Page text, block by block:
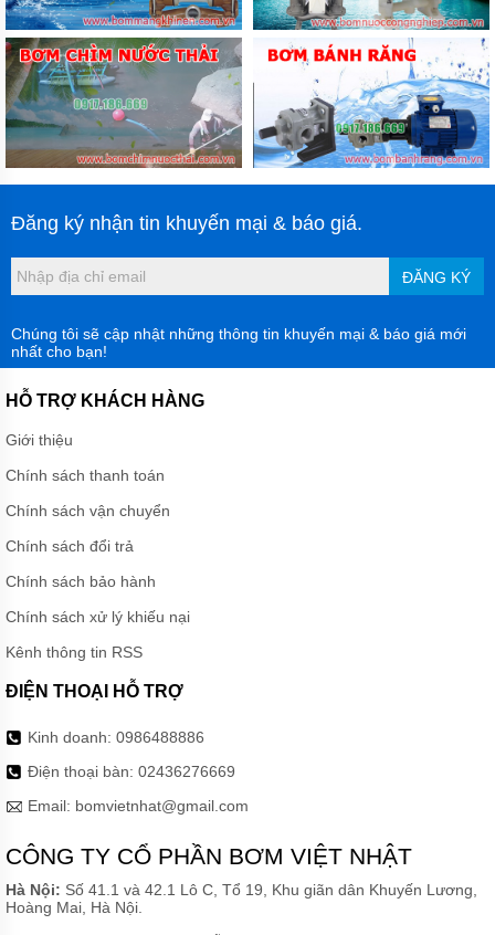
Đăng ký nhận tin khuyến mại & báo giá.
ĐĂNG KÝ
Chúng tôi sẽ cập nhật những thông tin khuyến mại & báo giá mới
nhất cho bạn!
HỖ TRỢ KHÁCH HÀNG
Giới thiệu
Chính sách thanh toán
Chính sách vận chuyển
Chính sách đổi trả
Chính sách bảo hành
Chính sách xử lý khiếu nại
Kênh thông tin RSS
ĐIỆN THOẠI HỖ TRỢ
Kinh doanh: 0986488886
Điện thoại bàn: 02436276669
Email: bomvietnhat@gmail.com
CÔNG TY CỔ PHẦN BƠM VIỆT NHẬT
Hà Nội: Số 41.1 và 42.1 Lô C, Tổ 19, Khu giãn dân Khuyến Lương,
Hoàng Mai, Hà Nội.